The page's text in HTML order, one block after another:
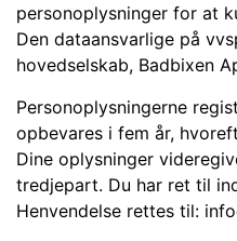
personoplysninger for at
Den dataansvarlige på
hovedselskab, Badbixen
Personoplysningerne
opbevares i fem år,
Dine oplysninger
tredjepart. Du har ret til
Henvendelse rettes til: